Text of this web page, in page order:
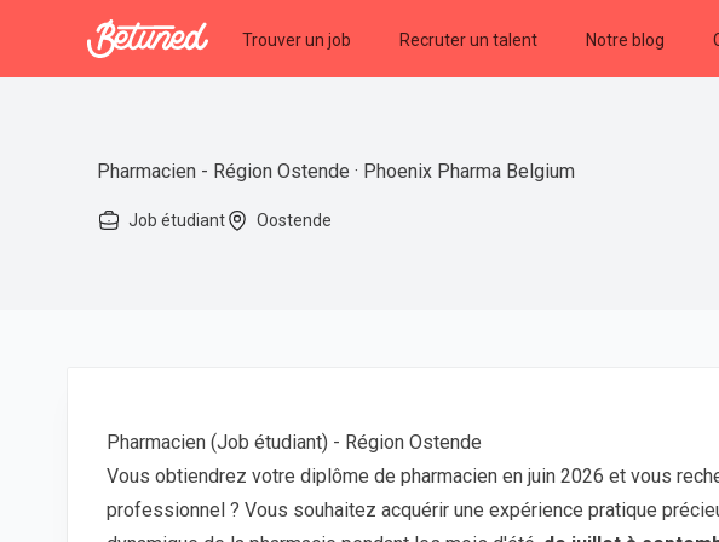
Betuned Trouver un job Recruter un talent Notre blog
Pharmacien - Région Ostende · Phoenix Pharma Belgium
Job étudiant Oostende
Pharmacien (Job étudiant) - Région Ostende
Vous obtiendrez votre diplôme de pharmacien en juin 2026 et vous
professionnel ? Vous souhaitez acquérir une expérience pratique